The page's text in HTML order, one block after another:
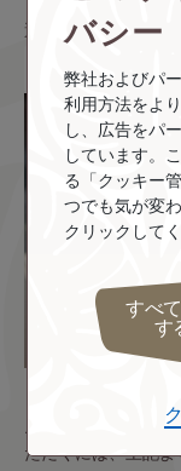
選択：
エア タヒチ ヌイの
ただくには、上記
バシー
弊社およびパ
利用方法をよ
し、広告をパ
しています。
る「クッキー
つでも気が変
クリックして
すべ
す